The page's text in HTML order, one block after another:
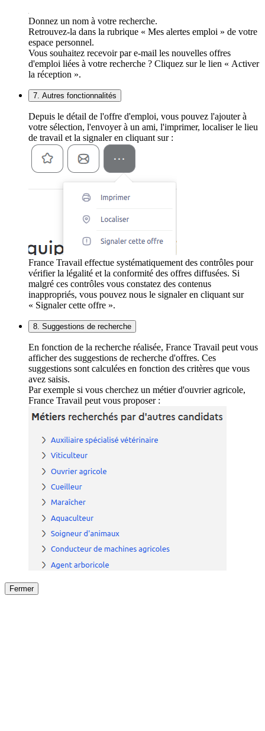
Donnez un nom à votre recherche.
Retrouvez-la dans la rubrique « Mes alertes emploi » de votre
espace personnel.
Vous souhaitez recevoir par e-mail les nouvelles offres
d'emploi liées à votre recherche ? Cliquez sur le lien « Activer
la réception ».
7. Autres fonctionnalités
Depuis le détail de l'offre d'emploi, vous pouvez l'ajouter à
votre sélection, l'envoyer à un ami, l'imprimer, localiser le lieu
de travail et la signaler en cliquant sur :
France Travail effectue systématiquement des contrôles pour
vérifier la légalité et la conformité des offres diffusées. Si
malgré ces contrôles vous constatez des contenus
inappropriés, vous pouvez nous le signaler en cliquant sur
« Signaler cette offre ».
8. Suggestions de recherche
En fonction de la recherche réalisée, France Travail peut vous
afficher des suggestions de recherche d'offres. Ces
suggestions sont calculées en fonction des critères que vous
avez saisis.
Par exemple si vous cherchez un métier d'ouvrier agricole,
France Travail peut vous proposer :
Fermer